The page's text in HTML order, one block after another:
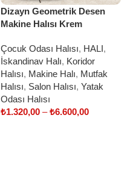
Dizayn Geometrik Desen
Makine Halısı Krem
Çocuk Odası Halısı, HALI,
İskandinav Halı, Koridor
Halısı, Makine Halı, Mutfak
Halısı, Salon Halısı, Yatak
Odası Halısı
₺1.320,00 –₺6.600,00